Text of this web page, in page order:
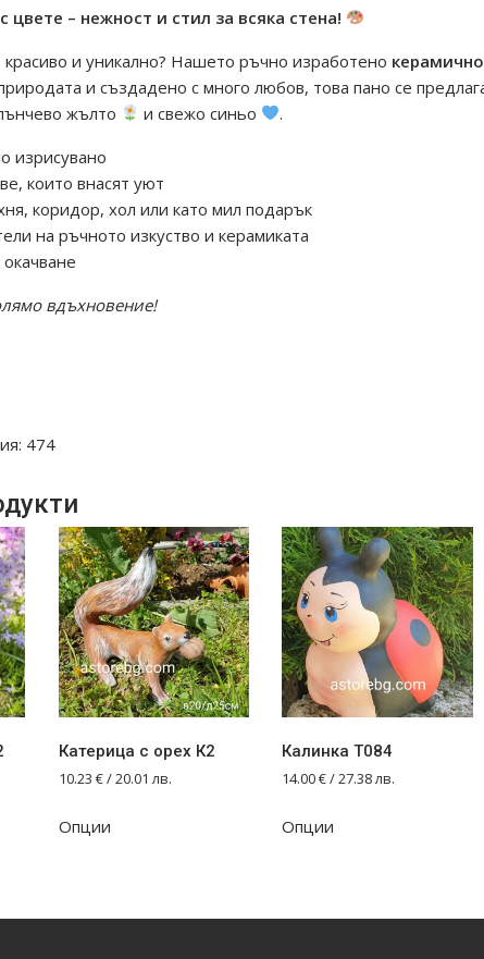
цвете – нежност и стил за всяка стена!
и уникално? Нашето ръчно изработено
и създадено с много любов, това пано се
жълто и свежо синьо
.
изрисувано
които внасят уют
коридор, хол или като мил подарък
на ръчното изкуство и керамиката
вдъхновение!
474
Катерица с орех К2
10.23 €/ 20.01 лв.
Опции
Калинка T084
14.00€/ 27.38 лв.
Опции